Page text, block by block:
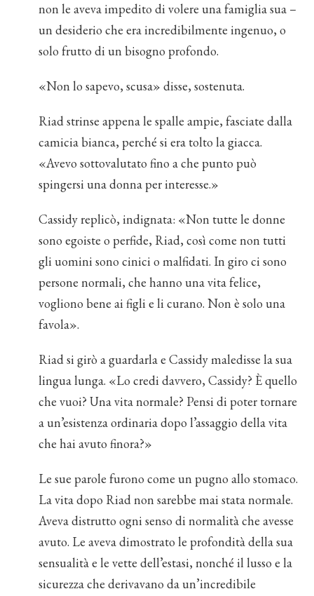
non le aveva impedito di volere una famiglia sua –
un desiderio che era incredibilmente ingenuo, o
solo frutto di un bisogno profondo.
«Non lo sapevo, scusa» disse, sostenuta.
Riad strinse appena le spalle ampie, fasciate dalla
camicia bianca, perché si era tolto la giacca.
«Avevo sottovalutato fino a che punto può
spingersi una donna per interesse.»
Cassidy replicò, indignata: «Non tutte le donne
sono egoiste o perfide, Riad, così come non tutti
gli uomini sono cinici o malfidati. In giro ci sono
persone normali, che hanno una vita felice,
vogliono bene ai figli e li curano. Non è solo una
favola».
Riad si girò a guardarla e Cassidy maledisse la sua
lingua lunga. «Lo credi davvero, Cassidy? È quello
che vuoi? Una vita normale? Pensi di poter tornare
a un’esistenza ordinaria dopo l’assaggio della vita
che hai avuto finora?»
Le sue parole furono come un pugno allo stomaco.
La vita dopo Riad non sarebbe mai stata normale.
Aveva distrutto ogni senso di normalità che avesse
avuto. Le aveva dimostrato le profondità della sua
sensualità e le vette dell’estasi, nonché il lusso e la
sicurezza che derivavano da un’incredibile